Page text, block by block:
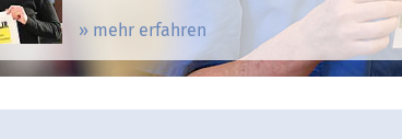
» mehr erfahren
» mehr erfahren
älteren Patienten.